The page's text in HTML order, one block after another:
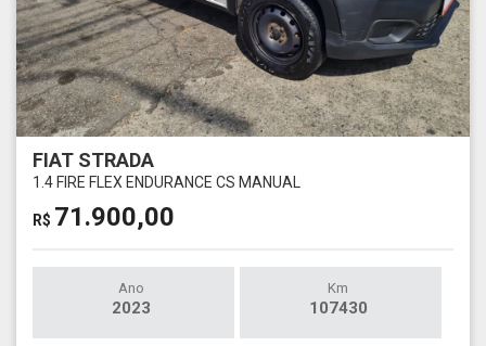
FIAT STRADA
1.4 FIRE FLEX ENDURANCE CS MANUAL
R$ 71.900,00
Ano
2023
Km
107430